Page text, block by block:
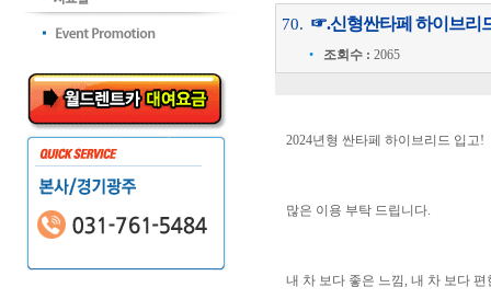
70. ☞.신형싼타페 하이브리
• 조회수 : 2065
2024년형 싼타페 하이브리드 입고!
많은 이용 부탁 드립니다.
내 차 보다 좋은 느낌, 내 차 보다 편